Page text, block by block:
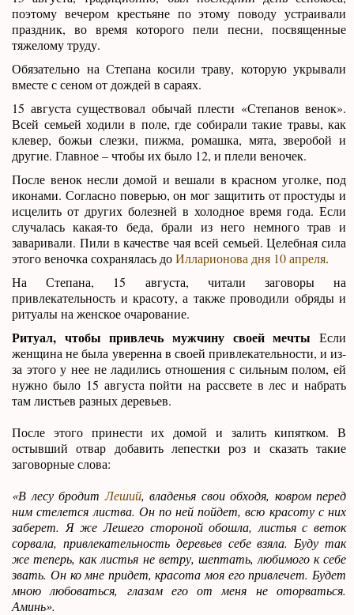
поэтому вечером крестьяне по этому поводу устраивали
праздник, во время которого пели песни, посвященные
тяжелому труду.
Обязательно на Степана косили траву, которую укрывали
вместе с сеном от дождей в сараях.
15 августа существовал обычай плести «Степанов венок».
Всей семьей ходили в поле, где собирали такие травы, как
клевер, божьи слезки, пижма, ромашка, мята, зверобой и
другие. Главное – чтобы их было 12, и плели веночек.
После венок несли домой и вешали в красном уголке, под
иконами. Согласно поверью, он мог защитить от простуды и
исцелить от других болезней в холодное время года. Если
случалась какая-то беда, брали из него немного трав и
заваривали. Пили в качестве чая всей семьей. Целебная сила
этого веночка сохранялась доИлларионова дня 10 апреля.
На Степана, 15 августа, читали заговоры на
привлекательность и красоту, а также проводили обряды и
ритуалы на женское очарование.
Ритуал, чтобы привлечь мужчину своей мечты Если
женщина не была уверенна в своей привлекательности, и из-
за этого у нее не ладились отношения с сильным полом, ей
нужно было 15 августа пойти на рассвете в лес и набрать
там листьев разных деревьев.
После этого принести их домой и залить кипятком. В
остывший отвар добавить лепестки роз и сказать такие
заговорные слова:
«В лесу бродитЛеший, владенья свои обходя, ковром перед
ним стелется листва. Он по ней пойдет, всю красоту с них
заберет. Я же Лешего стороной обошла, листья с веток
сорвала, привлекательность деревьев себе взяла. Буду так
же теперь, как листья не ветру, шептать, любимого к себе
звать. Он ко мне придет, красота моя его привлечет. Будет
мною любоваться, глазам его от меня не оторваться.
Аминь».